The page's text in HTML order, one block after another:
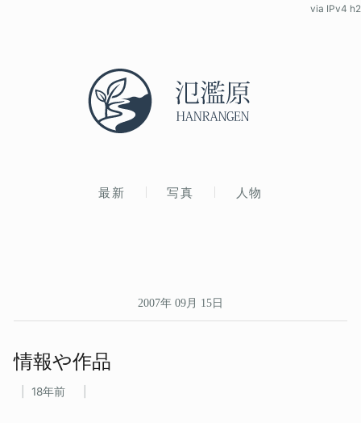
最新 写真 人物
via IPv4 h2
2007年 09月 15日
情報や​作品
18年前